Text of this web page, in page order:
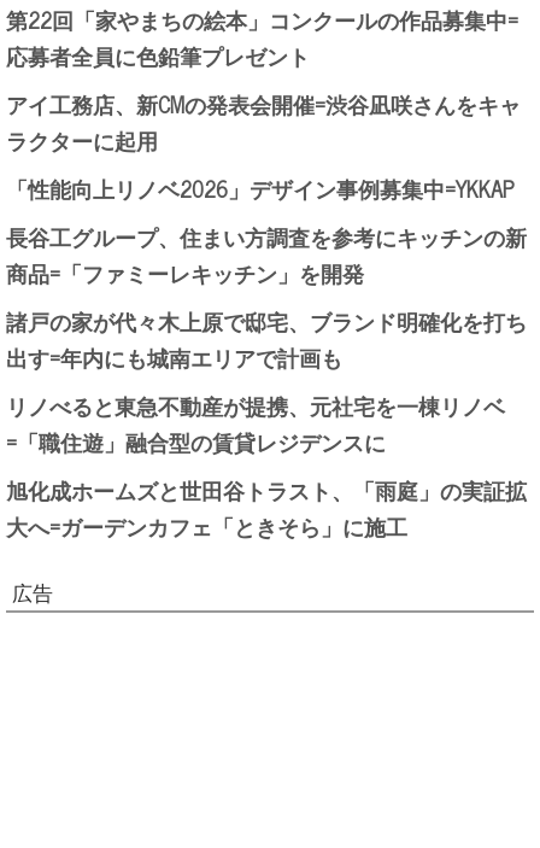
第22回「家やまちの絵本」コンクールの作品募集中=
応募者全員に色鉛筆プレゼント
アイ工務店、新CMの発表会開催=渋谷凪咲さんをキャ
ラクターに起用
「性能向上リノベ2026」デザイン事例募集中=YKKAP
長谷工グループ、住まい方調査を参考にキッチンの新
商品=「ファミーレキッチン」を開発
諸戸の家が代々木上原で邸宅、ブランド明確化を打ち
出す=年内にも城南エリアで計画も
リノべると東急不動産が提携、元社宅を一棟リノベ
=「職住遊」融合型の賃貸レジデンスに
旭化成ホームズと世田谷トラスト、「雨庭」の実証拡
大へ=ガーデンカフェ「ときそら」に施工
広告